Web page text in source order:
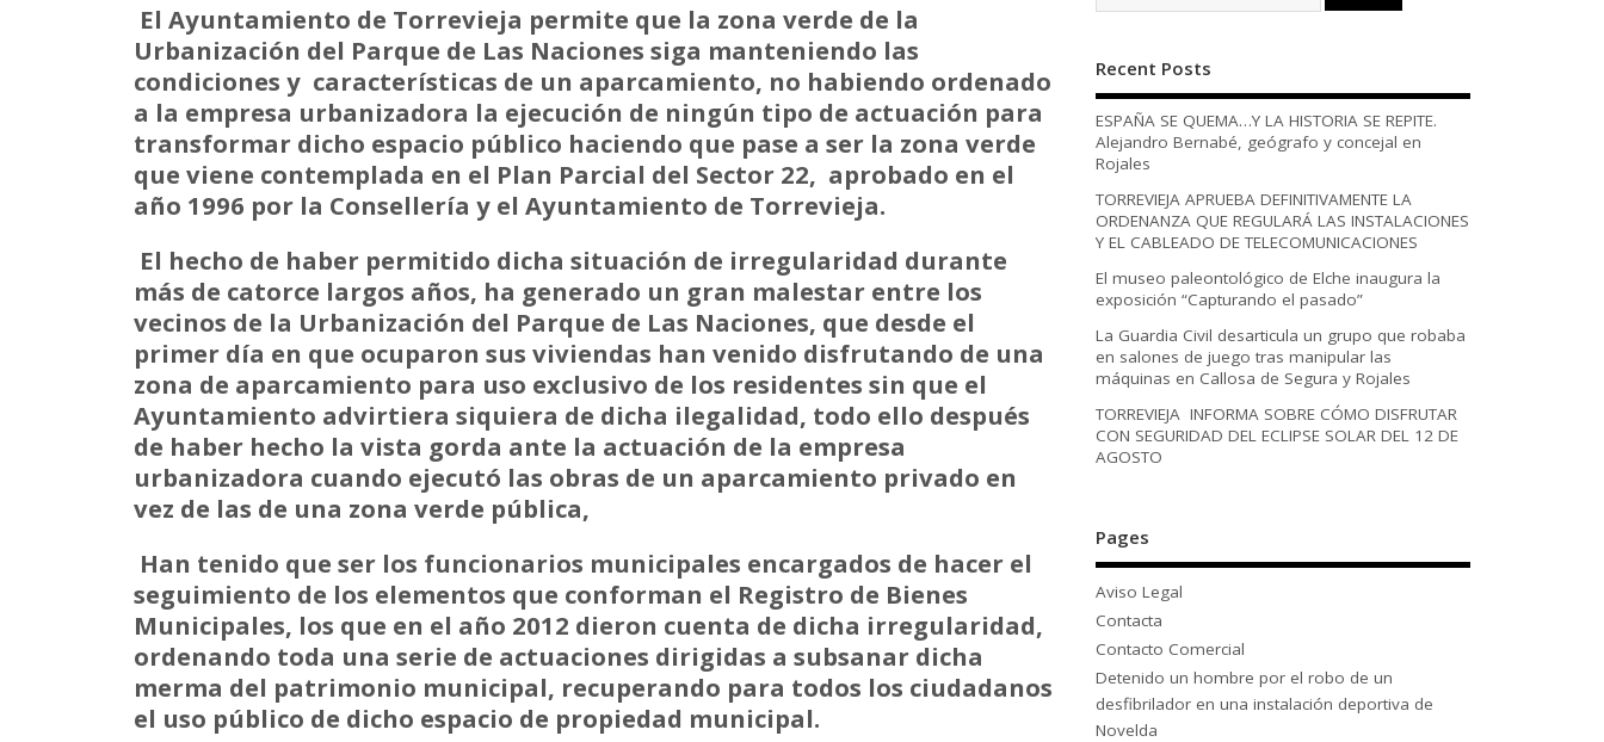
El Ayuntamiento de Torrevieja permite que la zona verde de la
Urbanización del Parque de Las Naciones siga manteniendo las
condiciones y características de un aparcamiento, no habiendo ordenado
a la empresa urbanizadora la ejecución de ningún tipo de actuación para
transformar dicho espacio público haciendo que pase a ser la zona verde
que viene contemplada en el Plan Parcial del Sector 22, aprobado en el
año 1996 por la Consellería y el Ayuntamiento de Torrevieja.
El hecho de haber permitido dicha situación de irregularidad durante
más de catorce largos años, ha generado un gran malestar entre los
vecinos de la Urbanización del Parque de Las Naciones, que desde el
primer día en que ocuparon sus viviendas han venido disfrutando de una
zona de aparcamiento para uso exclusivo de los residentes sin que el
Ayuntamiento advirtiera siquiera de dicha ilegalidad, todo ello después
de haber hecho la vista gorda ante la actuación de la empresa
urbanizadora cuando ejecutó las obras de un aparcamiento privado en
vez de las de una zona verde pública,
Han tenido que ser los funcionarios municipales encargados de hacer el
seguimiento de los elementos que conforman el Registro de Bienes
Municipales, los que en el año 2012 dieron cuenta de dicha irregularidad,
ordenando toda una serie de actuaciones dirigidas a subsanar dicha
merma del patrimonio municipal, recuperando para todos los ciudadanos
el uso público de dicho espacio de propiedad municipal.
Recent Posts
ESPAÑA SE QUEMA…Y LA HISTORIA SE REPITE.
Alejandro Bernabé, geógrafo y concejal en
Rojales
TORREVIEJA APRUEBA DEFINITIVAMENTE LA
ORDENANZA QUE REGULARÁ LAS INSTALACIONES
Y EL CABLEADO DE TELECOMUNICACIONES
El museo paleontológico de Elche inaugura la
exposición “Capturando el pasado”
La Guardia Civil desarticula un grupo que robaba
en salones de juego tras manipular las
máquinas en Callosa de Segura y Rojales
TORREVIEJA INFORMA SOBRE CÓMO DISFRUTAR
CON SEGURIDAD DEL ECLIPSE SOLAR DEL 12 DE
AGOSTO
Pages
Aviso Legal
Contacta
Contacto Comercial
Detenido un hombre por el robo de un
desfibrilador en una instalación deportiva de
Novelda